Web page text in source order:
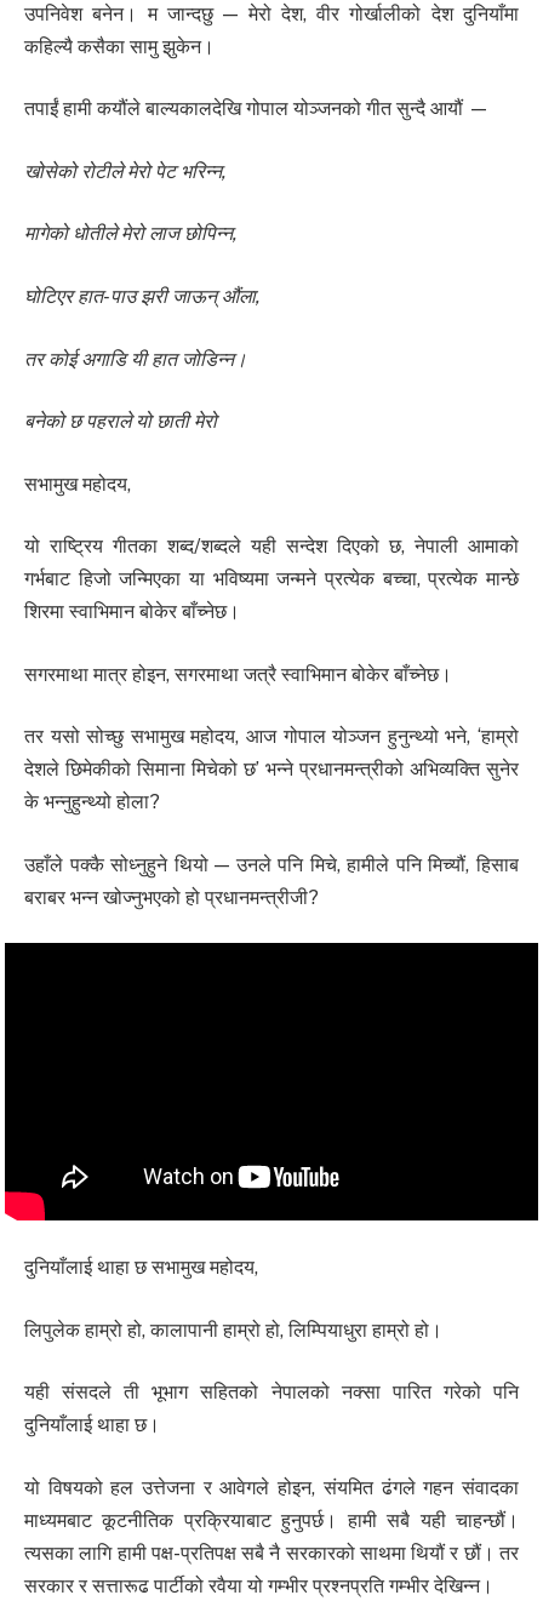
उपनिवेश बनेन। म जान्दछु — मेरो देश, वीर गोर्खालीको देश दुनियाँमा
कहिल्यै कसैका सामु झुकेन।
तपाईं हामी कयौंले बाल्यकालदेखि गोपाल योञ्जनको गीत सुन्दै आयौं —
खोसेको रोटीले मेरो पेट भरिन्न,
मागेको धोतीले मेरो लाज छोपिन्न,
घोटिएर हात-पाउ झरी जाऊन् औंला,
तर कोई अगाडि यी हात जोडिन्न।
बनेको छ पहराले यो छाती मेरो
सभामुख महोदय,
यो राष्ट्रिय गीतका शब्द/शब्दले यही सन्देश दिएको छ, नेपाली आमाको
गर्भबाट हिजो जन्मिएका या भविष्यमा जन्मने प्रत्येक बच्चा, प्रत्येक मान्छे
शिरमा स्वाभिमान बोकेर बाँच्नेछ।
सगरमाथा मात्र होइन, सगरमाथा जत्रै स्वाभिमान बोकेर बाँच्नेछ।
तर यसो सोच्छु सभामुख महोदय, आज गोपाल योञ्जन हुनुन्थ्यो भने, ‘हाम्रो
देशले छिमेकीको सिमाना मिचेको छ’ भन्ने प्रधानमन्त्रीको अभिव्यक्ति सुनेर
के भन्नुहुन्थ्यो होला?
उहाँले पक्कै सोध्नुहुने थियो — उनले पनि मिचे, हामीले पनि मिच्यौं, हिसाब
बराबर भन्न खोज्नुभएको हो प्रधानमन्त्रीजी?
दुनियाँलाई थाहा छ सभामुख महोदय,
लिपुलेक हाम्रो हो, कालापानी हाम्रो हो, लिम्पियाधुरा हाम्रो हो।
यही संसदले ती भूभाग सहितको नेपालको नक्सा पारित गरेको पनि
दुनियाँलाई थाहा छ।
यो विषयको हल उत्तेजना र आवेगले होइन, संयमित ढंगले गहन संवादका
माध्यमबाट कूटनीतिक प्रक्रियाबाट हुनुपर्छ। हामी सबै यही चाहन्छौं।
त्यसका लागि हामी पक्ष-प्रतिपक्ष सबै नै सरकारको साथमा थियौं र छौं। तर
सरकार र सत्तारूढ पार्टीको रवैया यो गम्भीर प्रश्नप्रति गम्भीर देखिन्न।